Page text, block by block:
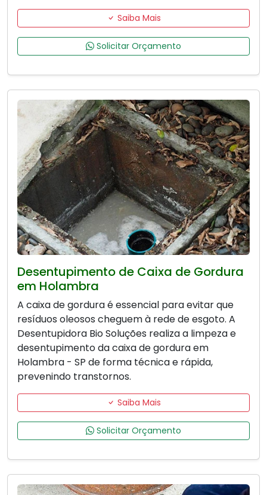
Saiba Mais
Solicitar Orçamento
Desentupimento de Caixa de Gordura
em Holambra
A caixa de gordura é essencial para evitar que
resíduos oleosos cheguem à rede de esgoto. A
Desentupidora Bio Soluções realiza a limpeza e
desentupimento da caixa de gordura em
Holambra - SP de forma técnica e rápida,
prevenindo transtornos.
Saiba Mais
Solicitar Orçamento